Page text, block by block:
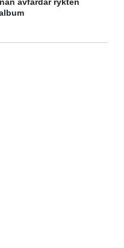
avfärdar rykten